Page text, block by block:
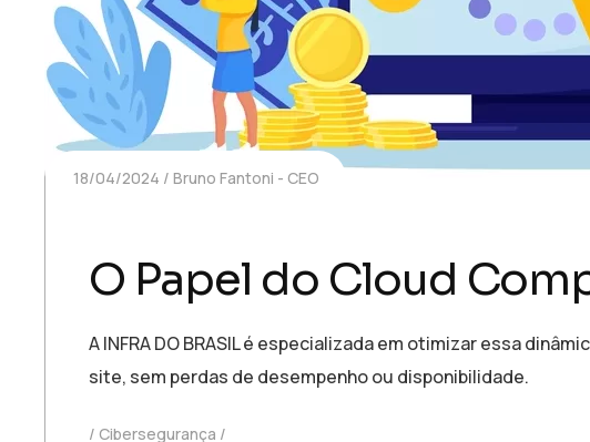
18/04/2024 Bruno Fantoni - CEO
O Papel do Cloud
A INFRA DO BRASIL é especializada em otimizar essa
site, sem perdas de desempenho ou disponibilidade.
Cibersegurança